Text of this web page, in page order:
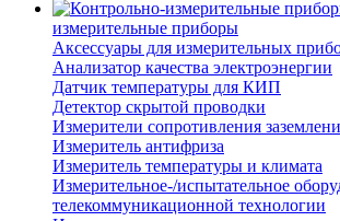
измерительные приборы
Аксессуары для измерительных
Анализатор качества электроэнергии
Датчик температуры для КИП
Детектор скрытой проводки
Измерители сопротивления
Измеритель антифриза
Измеритель температуры и климата
Измерительное-/испытательное
телекоммуникационной технологии